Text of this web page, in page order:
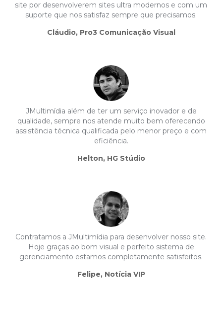
site por desenvolverem sites ultra modernos e com um
suporte que nos satisfaz sempre que precisamos.
Cláudio, Pro3 Comunicação Visual
JMultimídia além de ter um serviço inovador e de
qualidade, sempre nos atende muito bem oferecendo
assistência técnica qualificada pelo menor preço e com
eficiência.
Helton, HG Stúdio
Contratamos a JMultimídia para desenvolver nosso site.
Hoje graças ao bom visual e perfeito sistema de
gerenciamento estamos completamente satisfeitos.
Felipe, Notícia VIP